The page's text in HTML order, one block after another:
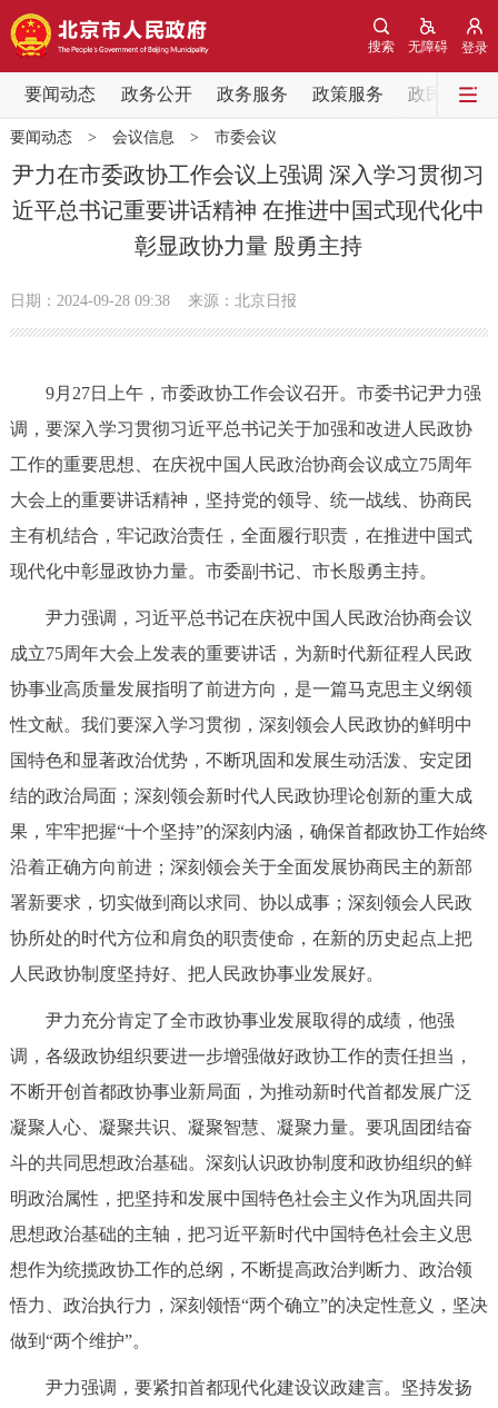
登录
无障碍
搜索
要闻动态 政务公开 政务服务 政策服务 政民互动
要闻动态
党中央精神 国务院信息
北京要闻 会议信息 部门动态
政务公开
市领导 机构职能 政策服务
政策兑现 政策解读 回应关切
决策公开 专题公开
政务服务
中介服务 阳光政务
政民互动
参与调查 在线访谈 图说互动
北京概况 十六区概览 人文北京
绿色北京 图说北京 视频北京
ENGLISH 한국어 日本語
DEUTSCH FRANÇAIS РУССКИЙ ЯЗЫК
要闻动态> 会议信息 > 市委会议
尹力在市委政协工作会议上强调 深入学习贯彻习
近平总书记重要讲话精神 在推进中国式现代化中
彰显政协力量 殷勇主持
日期：2024-09-28 09:38 来源：北京日报
9月27日上午，市委政协工作会议召开。市委书记尹力强
调，要深入学习贯彻习近平总书记关于加强和改进人民政协
工作的重要思想、在庆祝中国人民政治协商会议成立75周年
大会上的重要讲话精神，坚持党的领导、统一战线、协商民
主有机结合，牢记政治责任，全面履行职责，在推进中国式
现代化中彰显政协力量。市委副书记、市长殷勇主持。
尹力强调，习近平总书记在庆祝中国人民政治协商会议
成立75周年大会上发表的重要讲话，为新时代新征程人民政
协事业高质量发展指明了前进方向，是一篇马克思主义纲领
性文献。我们要深入学习贯彻，深刻领会人民政协的鲜明中
国特色和显著政治优势，不断巩固和发展生动活泼、安定团
结的政治局面；深刻领会新时代人民政协理论创新的重大成
果，牢牢把握“十个坚持”的深刻内涵，确保首都政协工作始终
沿着正确方向前进；深刻领会关于全面发展协商民主的新部
署新要求，切实做到商以求同、协以成事；深刻领会人民政
协所处的时代方位和肩负的职责使命，在新的历史起点上把
人民政协制度坚持好、把人民政协事业发展好。
尹力充分肯定了全市政协事业发展取得的成绩，他强
调，各级政协组织要进一步增强做好政协工作的责任担当，
不断开创首都政协事业新局面，为推动新时代首都发展广泛
凝聚人心、凝聚共识、凝聚智慧、凝聚力量。要巩固团结奋
斗的共同思想政治基础。深刻认识政协制度和政协组织的鲜
明政治属性，把坚持和发展中国特色社会主义作为巩固共同
思想政治基础的主轴，把习近平新时代中国特色社会主义思
想作为统揽政协工作的总纲，不断提高政治判断力、政治领
悟力、政治执行力，深刻领悟“两个确立”的决定性意义，坚决
做到“两个维护”。
尹力强调，要紧扣首都现代化建设议政建言。坚持发扬